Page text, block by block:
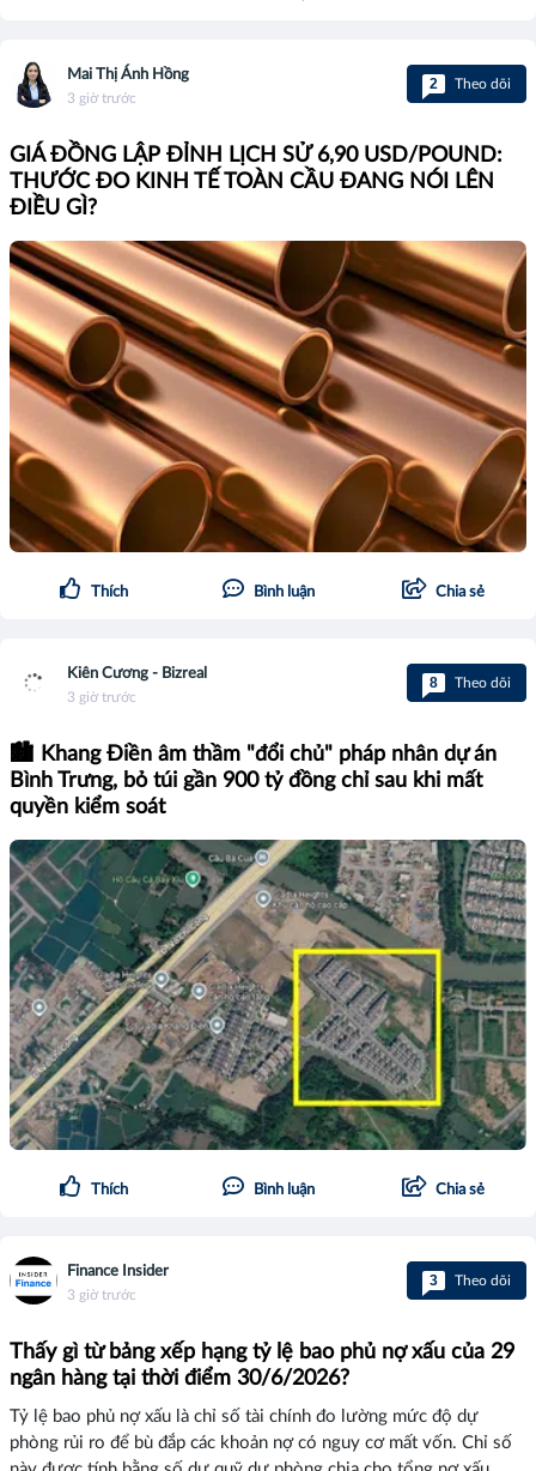
Mai Thị Ánh Hồng
3 giờ trước
2 Theo dõi
GIÁ ĐỒNG LẬP ĐỈNH LỊCH SỬ 6,90 USD/POUND:
THƯỚC ĐO KINH TẾ TOÀN CẦU ĐANG NÓI LÊN
ĐIỀU GÌ?
Thích Bình luận Chia sẻ
Kiên Cương - Bizreal
3 giờ trước
8 Theo dõi
🏙️ Khang Điền âm thầm "đổi chủ" pháp nhân dự án
Bình Trưng, bỏ túi gần 900 tỷ đồng chỉ sau khi mất
quyền kiểm soát
Thích Bình luận Chia sẻ
Finance Insider
3 giờ trước
3 Theo dõi
Thấy gì từ bảng xếp hạng tỷ lệ bao phủ nợ xấu của 29
ngân hàng tại thời điểm 30/6/2026?
Tỷ lệ bao phủ nợ xấu là chỉ số tài chính đo lường mức độ dự
phòng rủi ro để bù đắp các khoản nợ có nguy cơ mất vốn. Chỉ số